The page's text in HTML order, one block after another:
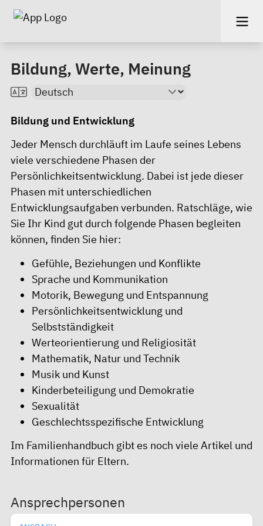
Bildung, Werte, Meinung
Bildung und Entwicklung
Jeder Mensch durchläuft im Laufe seines Lebens
viele verschiedene Phasen der
Persönlichkeitsentwicklung. Dabei ist jede dieser
Phasen mit unterschiedlichen
Entwicklungsaufgaben verbunden. Ratschläge, wie
Sie Ihr Kind gut durch folgende Phasen begleiten
können, finden Sie hier:
Gefühle, Beziehungen und Konflikte
Sprache und Kommunikation
Motorik, Bewegung und Entspannung
Persönlichkeitsentwicklung und
Selbstständigkeit
Werteorientierung und Religiosität
Mathematik, Natur und Technik
Musik und Kunst
Kinderbeteiligung und Demokratie
Sexualität
Geschlechtsspezifische Entwicklung
Im Familienhandbuch gibt es noch viele Artikel und
Informationen für Eltern.
Ansprechpersonen